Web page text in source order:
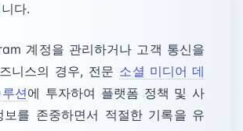
다.
계정을 관리하거나 고객 통신을
니스의 경우, 전문 소셜 미디어 데
션에 투자하여 플랫폼 정책 및 사
보를 존중하면서 적절한 기록을 유